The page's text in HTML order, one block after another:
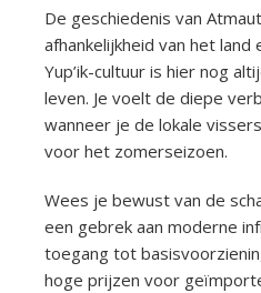
De geschiedenis van
afhankelijkheid van het
Yup’ik-cultuur is hier nog
leven. Je voelt de diepe
wanneer je de lokale
voor het zomerseizoen.
Wees je bewust van de
een gebrek aan moderne
toegang tot
hoge prijzen voor